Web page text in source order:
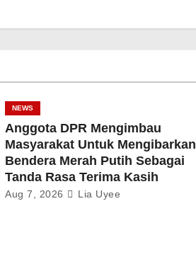
NEWS
Anggota DPR Mengimbau
Masyarakat Untuk Mengibarkan
Bendera Merah Putih Sebagai
Tanda Rasa Terima Kasih
Aug 7, 2026 Lia Uyee